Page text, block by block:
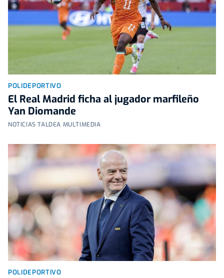
POLIDEPORTIVO
El Real Madrid ficha al jugador marfileño
Yan Diomande
NOTICIAS TALDEA MULTIMEDIA
POLIDEPORTIVO